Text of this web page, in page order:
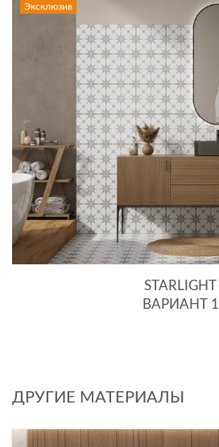
Эксклюзив
STARLIGHT
ВАРИАНТ 1
ДРУГИЕ МАТЕРИАЛЫ